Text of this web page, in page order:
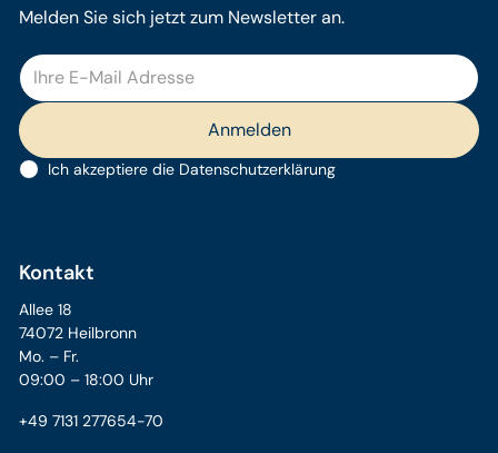
Melden Sie sich jetzt zum Newsletter an.
Ich akzeptiere die Datenschutzerklärung
Kontakt
Allee 18
74072 Heilbronn
Mo. – Fr.
09:00 – 18:00 Uhr
+49 7131 277654-70